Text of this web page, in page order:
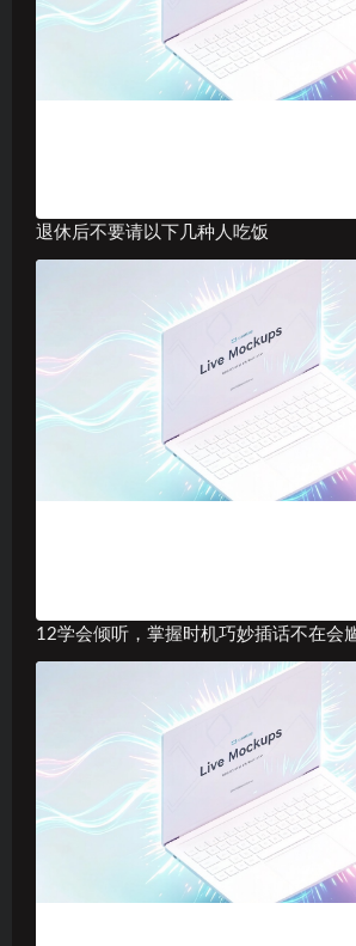
退休后不要请以下几种人吃饭
12学会倾听，掌握时机巧妙插话不在会